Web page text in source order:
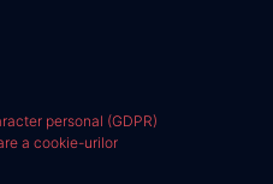
personal (GDPR)
a cookie-urilor